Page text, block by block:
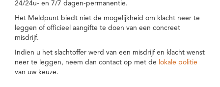
24/24u- en 7/7 dagen-permanentie.
Het Meldpunt biedt niet de mogelijkheid om klacht neer te
leggen of officieel aangifte te doen van een concreet
misdrijf.
Indien u het slachtoffer werd van een misdrijf en klacht wenst
neer te leggen, neem dan contact op met de lokale politie
van uw keuze.